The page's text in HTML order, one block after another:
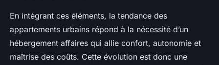
En intégrant ces éléments, la tendance des
appartements urbains répond à la nécessité d’un
hébergement affaires qui allie confort, autonomie et
maîtrise des coûts. Cette évolution est donc une